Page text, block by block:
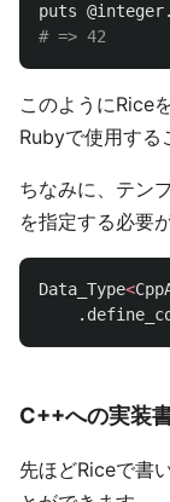
puts @integer.
# => 42
このようにRice
Rubyで使用する
ちなみに、テン
を指定する必要
Data_Type<
.
C++への実装
先ほどRiceで書